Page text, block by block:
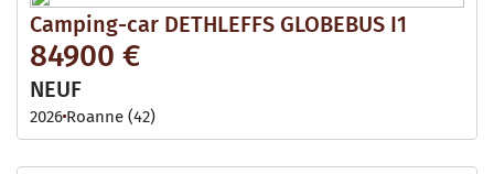
Camping-car DETHLEFFS GLOBEBUS I1
84900 €
NEUF
2026 Roanne (42)